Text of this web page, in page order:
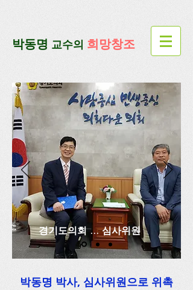
​박동명 교수의 희망창조
경기도의회 ... 심사위원
박동명 박사, 심사위원으로 위촉